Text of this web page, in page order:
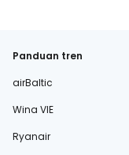
Panduan tren
airBaltic
Wina VIE
Ryanair